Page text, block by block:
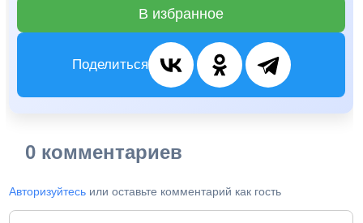
В избранное
Поделиться
0 комментариев
Авторизуйтесь или оставьте комментарий как гость